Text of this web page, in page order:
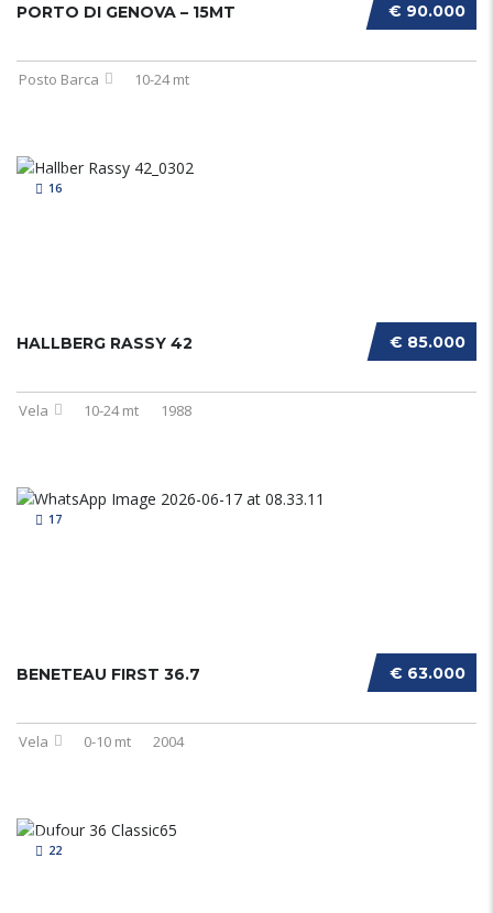
€ 90.000
PORTO DI GENOVA – 15MT
Posto Barca 10-24 mt
16
€ 85.000
HALLBERG RASSY 42
Vela 10-24 mt 1988
17
€ 63.000
BENETEAU FIRST 36.7
Vela 0-10 mt 2004
22